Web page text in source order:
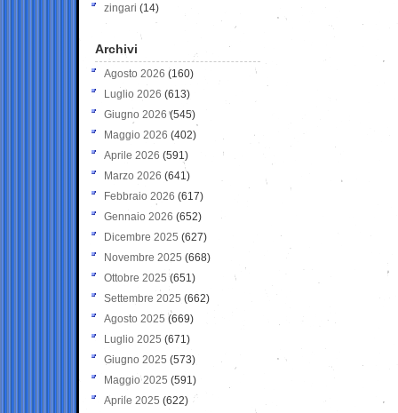
zingari (14)
Archivi
Agosto 2026 (160)
Luglio 2026 (613)
Giugno 2026 (545)
Maggio 2026 (402)
Aprile 2026 (591)
Marzo 2026 (641)
Febbraio 2026 (617)
Gennaio 2026 (652)
Dicembre 2025 (627)
Novembre 2025 (668)
Ottobre 2025 (651)
Settembre 2025 (662)
Agosto 2025 (669)
Luglio 2025 (671)
Giugno 2025 (573)
Maggio 2025 (591)
Aprile 2025 (622)